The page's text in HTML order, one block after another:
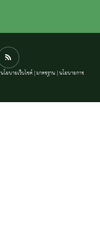
นโยบายเว็บไซต์|มาตรฐาน |นโยบายการ